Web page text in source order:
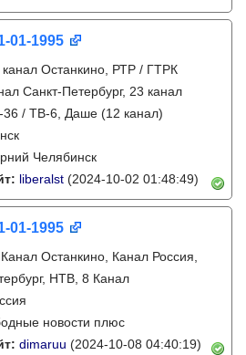
01-1995
канал Останкино, РТР / ГТРК
Санкт-Петербург, 23 канал
36 / ТВ-6, Даше (12 канал)
Челябинск
liberalst (2024-10-02 01:48:49)
01-1995
Останкино, Канал Россия,
НТВ, 8 Канал
новости плюс
dimaruu (2024-10-08 04:40:19)